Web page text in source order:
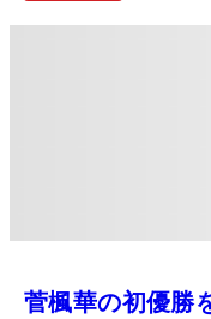
菅楓華の初優勝